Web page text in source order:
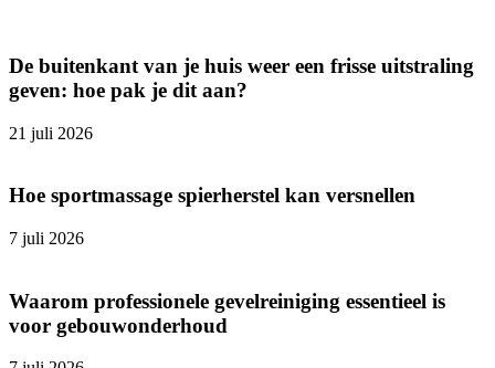
De buitenkant van je huis weer een frisse uitstraling
geven: hoe pak je dit aan?
21 juli 2026
Hoe sportmassage spierherstel kan versnellen
7 juli 2026
Waarom professionele gevelreiniging essentieel is
voor gebouwonderhoud